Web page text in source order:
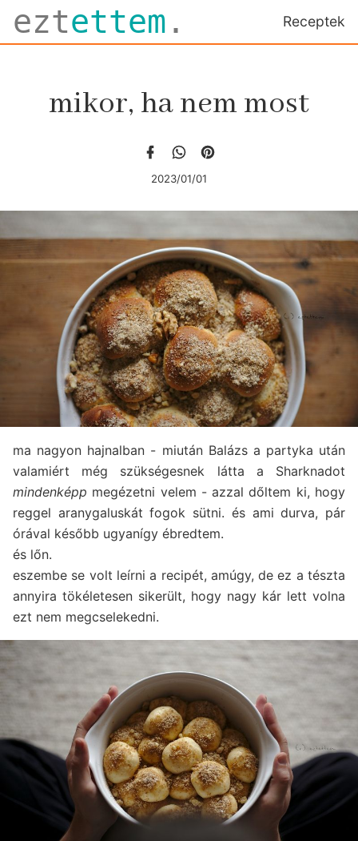
eztettem . Receptek
mikor, ha nem most
2023/01/01
ma nagyon hajnalban - miután Balázs a partyka után
valamiért még szükségesnek látta a Sharknadot
mindenképp megézetni velem - azzal dőltem ki, hogy
reggel aranygaluskát fogok sütni. és ami durva, pár
órával később ugyanígy ébredtem.
és lőn.
eszembe se volt leírni a recipét, amúgy, de ez a tészta
annyira tökéletesen sikerült, hogy nagy kár lett volna
ezt nem megcselekedni.